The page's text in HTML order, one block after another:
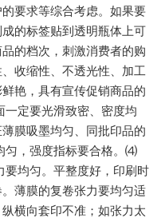
要求等综合考虑。如果要
的标签贴到透明瓶体上可
的档次，刺激消费者的购
收缩性、不透光性、加工
艳，具有宣传促销商品的
定要光滑致密、密度均
膜吸墨均匀、同批印品的
匀，强度指标要合格。⑷
要均匀。平整度好，印刷时
薄膜的复卷张力要均匀适
横向套印不准；如张力太